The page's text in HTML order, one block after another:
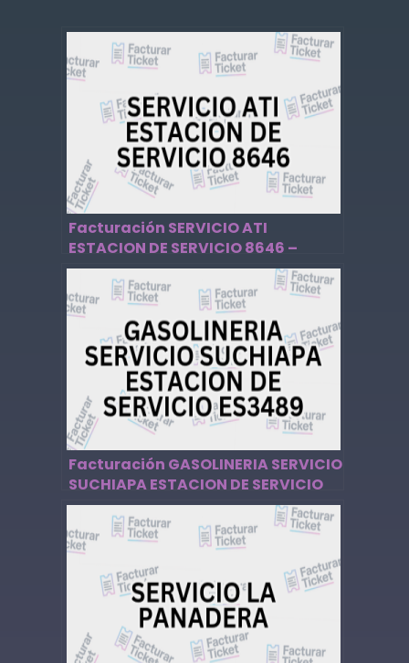
Facturación SERVICIO ATI
ESTACION DE SERVICIO 8646 –
Descargar Factura
Facturación GASOLINERIA SERVICIO
SUCHIAPA ESTACION DE SERVICIO
ES3489 – Descargar Factura